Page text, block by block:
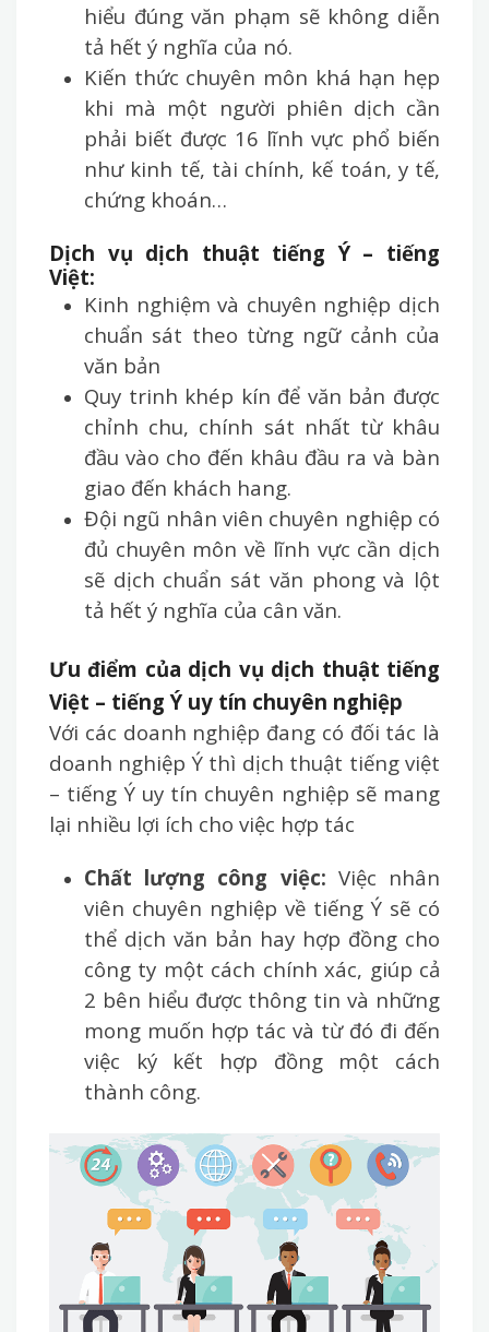
hiểu đúng văn phạm sẽ không diễn
tả hết ý nghĩa của nó.
Kiến thức chuyên môn khá hạn hẹp
khi mà một người phiên dịch cần
phải biết được 16 lĩnh vực phổ biến
như kinh tế, tài chính, kế toán, y tế,
chứng khoán…
Dịch vụ dịch thuật tiếng Ý – tiếng
Việt:
Kinh nghiệm và chuyên nghiệp dịch
chuẩn sát theo từng ngữ cảnh của
văn bản
Quy trinh khép kín để văn bản được
chỉnh chu, chính sát nhất từ khâu
đầu vào cho đến khâu đầu ra và bàn
giao đến khách hang.
Đội ngũ nhân viên chuyên nghiệp có
đủ chuyên môn về lĩnh vực cần dịch
sẽ dịch chuẩn sát văn phong và lột
tả hết ý nghĩa của cân văn.
Ưu điểm của dịch vụ dịch thuật tiếng
Việt – tiếng Ý uy tín chuyên nghiệp
Với các doanh nghiệp đang có đối tác là
doanh nghiệp Ý thì dịch thuật tiếng việt
– tiếng Ý uy tín chuyên nghiệp sẽ mang
lại nhiều lợi ích cho việc hợp tác
Chất lượng công việc: Việc nhân
viên chuyên nghiệp về tiếng Ý sẽ có
thể dịch văn bản hay hợp đồng cho
công ty một cách chính xác, giúp cả
2 bên hiểu được thông tin và những
mong muốn hợp tác và từ đó đi đến
việc ký kết hợp đồng một cách
thành công.